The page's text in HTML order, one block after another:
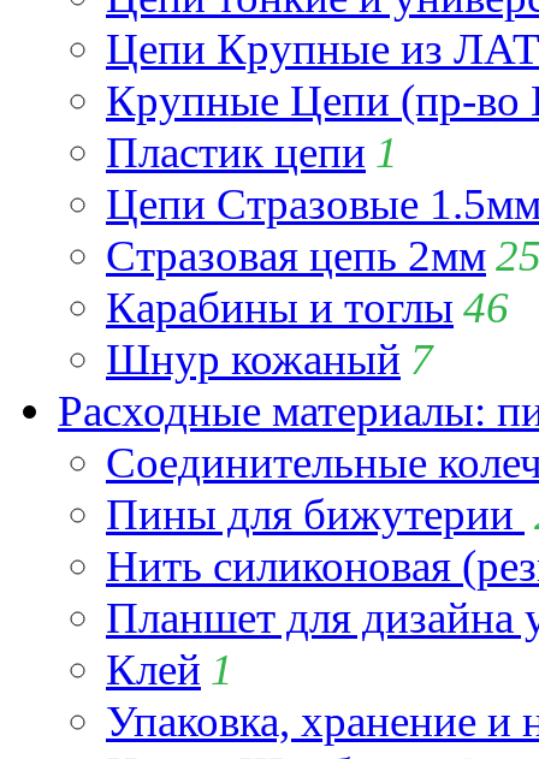
Цепи Крупные из
Крупные Цепи (пр-во
Пластик цепи 1
Цепи Стразовые
Стразовая цепь 2мм
Карабины и тоглы 46
Шнур кожаный 7
Расходные материалы:
Соединительные
Пины для бижутерии
Нить силиконовая
Планшет для
Клей 1
Упаковка, хранение и